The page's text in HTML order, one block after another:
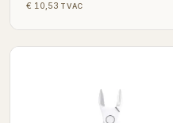
€ 10,53 TVAC